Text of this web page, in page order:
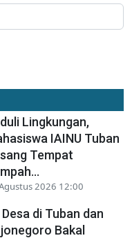
Lingkungan,
IAINU Tuban
Tempat
2026 12:00
Desa di Tuban dan
Bakal